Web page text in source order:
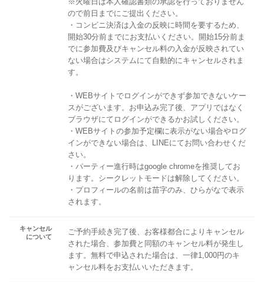
ので前日までにご提出ください。
・コンビニ決済は入金の反映に時間を要するため、
開始30分前までにお支払いください。開始15分前ま
でに参加費及びキャンセル料の入金が反映されてい
ない場合はシステムにて自動的にキャンセルされま
す。
・WEBサイトでログインができず参加できないケー
スがございます。お申込み完了後、アプリではなく
ブラウザにてログインができるかお試しください。
・WEBサイトの参加予定欄に表示がない場合やログ
インができない場合は、LINEにてお問い合わせくだ
さい。
・パーティー進行時はgoogle chromeを推奨してお
ります。シークレットモードは解除してください。
・プロフィールの名前は苗字のみ、ひらがなで表示
されます。
キャンセル
について
ご予約手続き完了後、お客様都合によりキャンセル
された場合、参加費と同額のキャンセル料が発生し
ます。無料で申込された場合は、一律1,000円のキ
ャンセル料をお支払いいただきます。